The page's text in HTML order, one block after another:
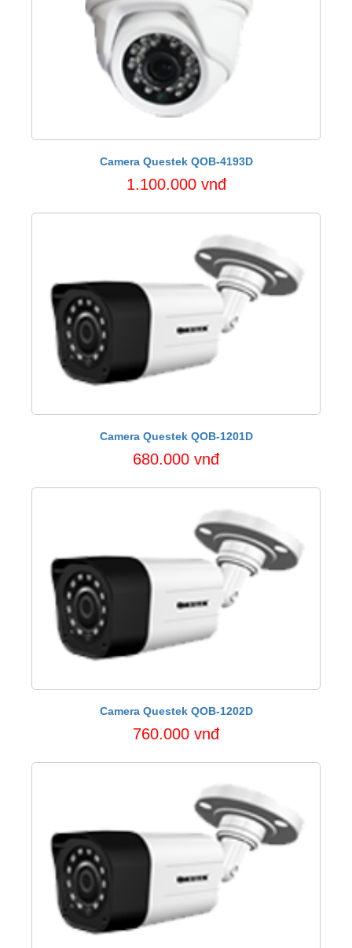
Camera Questek QOB-4193D
1.100.000 vnđ
Camera Questek QOB-1201D
680.000 vnđ
Camera Questek QOB-1202D
760.000 vnđ